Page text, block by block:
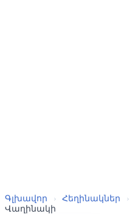
Գլխավոր › Հեղինակներ ›
Վաղինակի